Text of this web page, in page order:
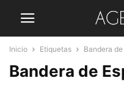
Inicio Etiquetas Bandera
Bandera de